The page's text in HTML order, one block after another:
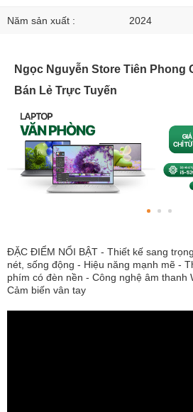
Năm sản xuất : 2024
Ngọc Nguyễn Store Tiên Phong
Bán Lẻ Trực Tuyến
ĐẶC ĐIỂM NỔI BẬT - Thiết kế sang
nét, sống động - Hiệu năng mạnh mẽ -
phím có đèn nền - Công nghệ âm thanh
Cảm biến vân tay